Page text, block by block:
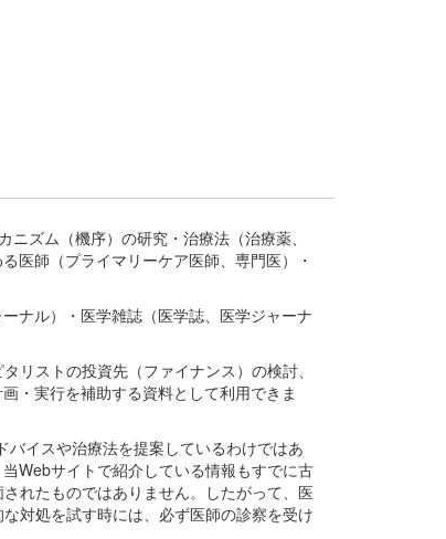
ズム（機序）の研究・治療法（治療薬、
医師（プライマリーケア医師、専門医）・
ナル）・医学雑誌（医学誌、医学ジャーナ
リストの投資先（ファイナンス）の検討、
・実行を補助する資料として利用できま
イスや治療法を提案しているわけではあ
Webサイトで紹介している情報もすでに古
れたものではありません。したがって、医
対処を試す時には、必ず医師の診察を受け